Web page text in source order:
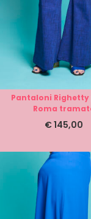
Pantaloni
Roma
€145,00